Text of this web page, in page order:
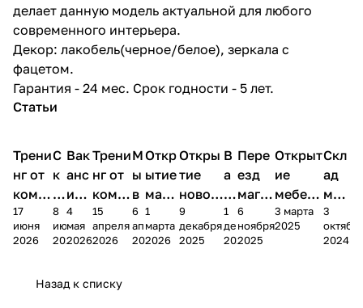
делает данную модель актуальной для любого
современного интерьера.
Декор: лакобель(черное/белое), зеркала с
фацетом.
Гарантия - 24 мес. Срок годности - 5 лет.
Статьи
Трени
нг от
комп
ании
Мело
17
июня
2026
С
к
и
д
к
2
8
июня
2026
Вак
анс
ия в
Чеб
окс
4
мая
2026
Трени
нг от
комп
ании
Мело
15
апреля
2026
М
ы
в
М
А
6
апреля
2026
Откр
ытие
мага
зина
в
1
марта
2026
Откры
тие
новог
о
магаз
9
декабря
2025
В
а
к
а
н
1
декабря
2025
Пере
езд
магаз
ина в
г.
6
ноября
2025
Открыт
ие
мебель
ного
салона
3 марта
2025
Скл
ад
меб
ели
пер
3
2024
Назад к списку